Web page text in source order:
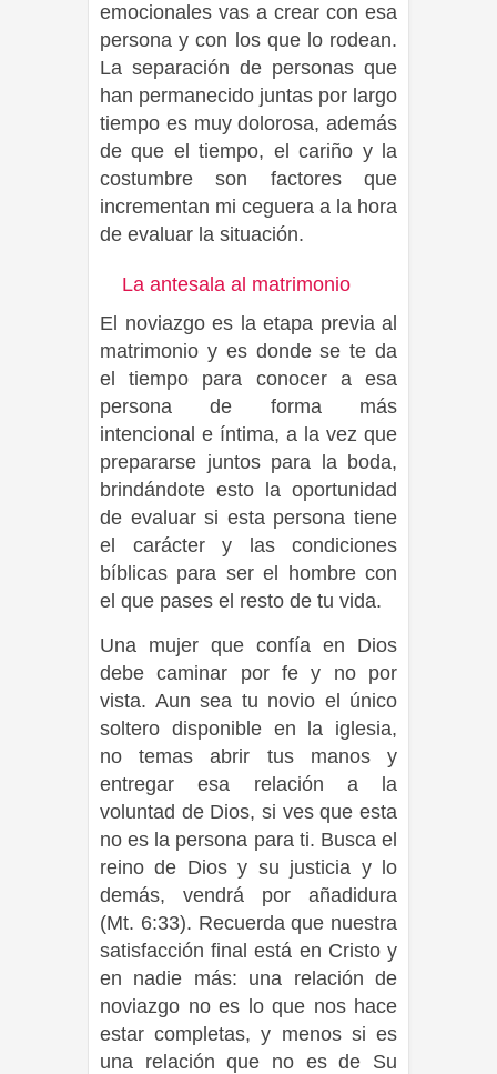
emocionales vas a crear con esa
persona y con los que lo rodean.
La separación de personas que
han permanecido juntas por largo
tiempo es muy dolorosa, además
de que el tiempo, el cariño y la
costumbre son factores que
incrementan mi ceguera a la hora
de evaluar la situación.
La antesala al matrimonio
El noviazgo es la etapa previa al
matrimonio y es donde se te da
el tiempo para conocer a esa
persona de forma más
intencional e íntima, a la vez que
prepararse juntos para la boda,
brindándote esto la oportunidad
de evaluar si esta persona tiene
el carácter y las condiciones
bíblicas para ser el hombre con
el que pases el resto de tu vida.
Una mujer que confía en Dios
debe caminar por fe y no por
vista. Aun sea tu novio el único
soltero disponible en la iglesia,
no temas abrir tus manos y
entregar esa relación a la
voluntad de Dios, si ves que esta
no es la persona para ti. Busca el
reino de Dios y su justicia y lo
demás, vendrá por añadidura
(Mt. 6:33). Recuerda que nuestra
satisfacción final está en Cristo y
en nadie más: una relación de
noviazgo no es lo que nos hace
estar completas, y menos si es
una relación que no es de Su